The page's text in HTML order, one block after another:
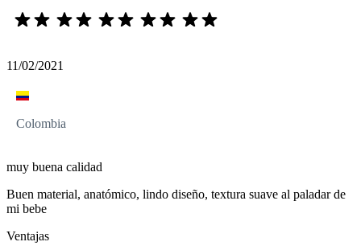
11/02/2021
Colombia
muy buena calidad
Buen material, anatómico, lindo diseño, textura suave al paladar de
mi bebe
Ventajas